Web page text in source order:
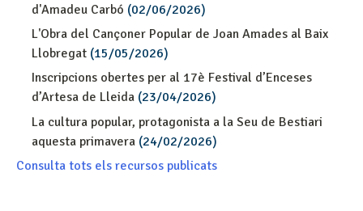
d'Amadeu Carbó (02/06/2026)
L'Obra del Cançoner Popular de Joan Amades al Baix
Llobregat (15/05/2026)
Inscripcions obertes per al 17è Festival d’Enceses
d’Artesa de Lleida (23/04/2026)
La cultura popular, protagonista a la Seu de Bestiari
aquesta primavera (24/02/2026)
Consulta tots els recursos publicats